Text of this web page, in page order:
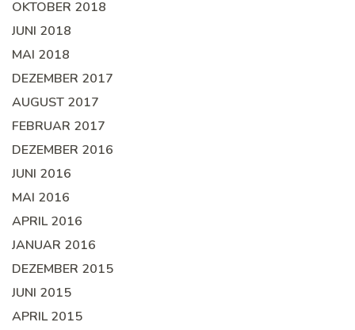
OKTOBER 2018
JUNI 2018
MAI 2018
DEZEMBER 2017
AUGUST 2017
FEBRUAR 2017
DEZEMBER 2016
JUNI 2016
MAI 2016
APRIL 2016
JANUAR 2016
DEZEMBER 2015
JUNI 2015
APRIL 2015